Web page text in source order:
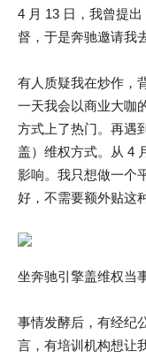
4 月 13 日，我曾提
督，于是奔驰邀请我
有人质疑我在炒作，
一天我会以商业大咖
方式上了热门。再遇
盖）维权方式。从 4
影响。我只想做一个
好，不需要额外贴这
坐奔驰引擎盖维权当
事情发酵后，有经纪
言，有培训机构想让